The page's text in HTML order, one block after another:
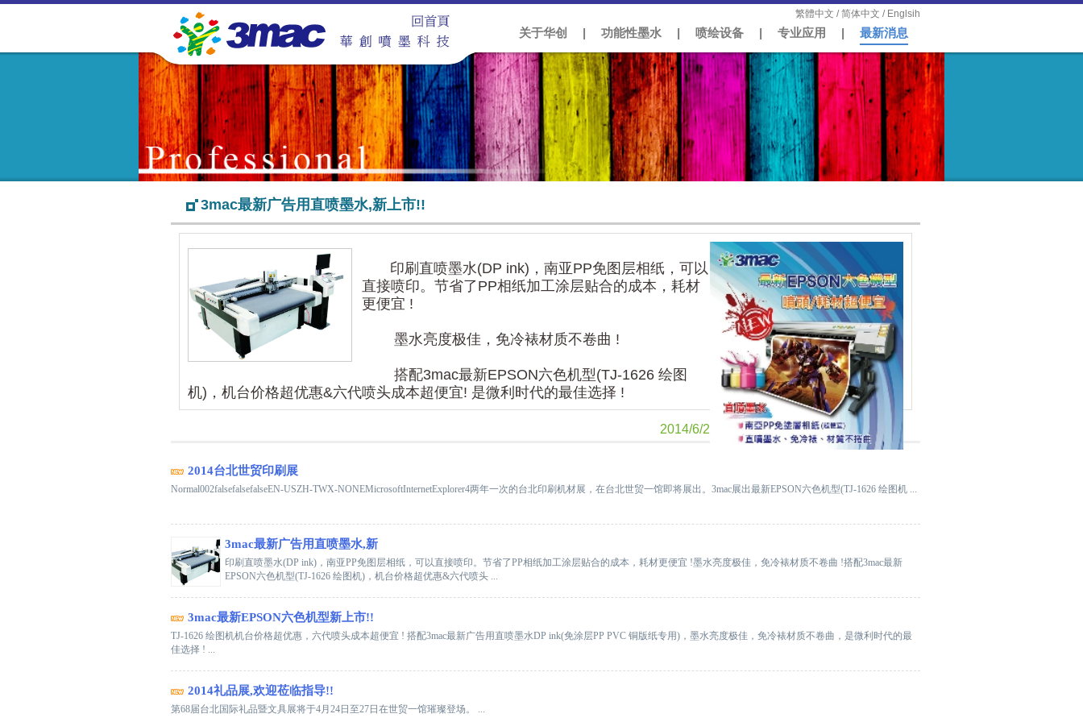
繁體中文 /简体中文 / Englsih
关于华创 | 功能性墨水| 喷绘设备| 专业应用 | 最新消息
3mac最新广告用直喷墨水,新上市!!
印刷直喷墨水(DP ink)，南亚PP免图层相纸，可以
直接喷印。节省了PP相纸加工涂层贴合的成本，耗材
更便宜 !
墨水亮度极佳，免冷裱材质不卷曲 !
搭配3mac最新EPSON六色机型(TJ-1626 绘图
机)，机台价格超优惠&六代喷头成本超便宜! 是微利时代的最佳选择 !
2014/6/2
2014台北世贸印刷展
Normal002falsefalsefalseEN-USZH-TWX-NONEMicrosoftInternetExplorer4两年一次的台北印刷机材展，在台北世贸一馆即将展出。3mac展出最新EPSON六色机型(TJ-1626 绘图机 ...
3mac最新广告用直喷墨水,新
印刷直喷墨水(DP ink)，南亚PP免图层相纸，可以直接喷印。节省了PP相纸加工涂层贴合的成本，耗材更便宜 !墨水亮度极佳，免冷裱材质不卷曲 !搭配3mac最新
EPSON六色机型(TJ-1626 绘图机)，机台价格超优惠&六代喷头 ...
3mac最新EPSON六色机型新上市!!
TJ-1626 绘图机机台价格超优惠，六代喷头成本超便宜 ! 搭配3mac最新广告用直喷墨水DP ink(免涂层PP PVC 铜版纸专用)，墨水亮度极佳，免冷裱材质不卷曲，是微利时代的最
佳选择 ! ...
2014礼品展,欢迎莅临指导!!
第68届台北国际礼品暨文具展将于4月24日至27日在世贸一馆璀璨登场。 ...